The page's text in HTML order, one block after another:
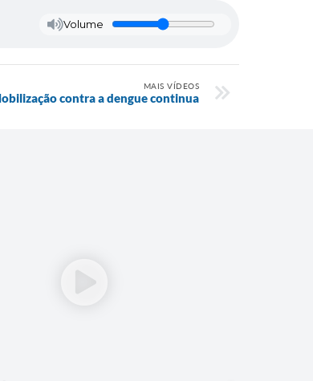
Volume
MAIS VÍDEOS
contra a dengue continua